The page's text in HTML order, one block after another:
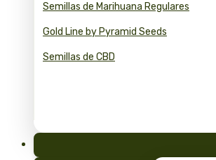
Semillas de Marihuana Regulares
Gold Line by Pyramid Seeds
Semillas de CBD